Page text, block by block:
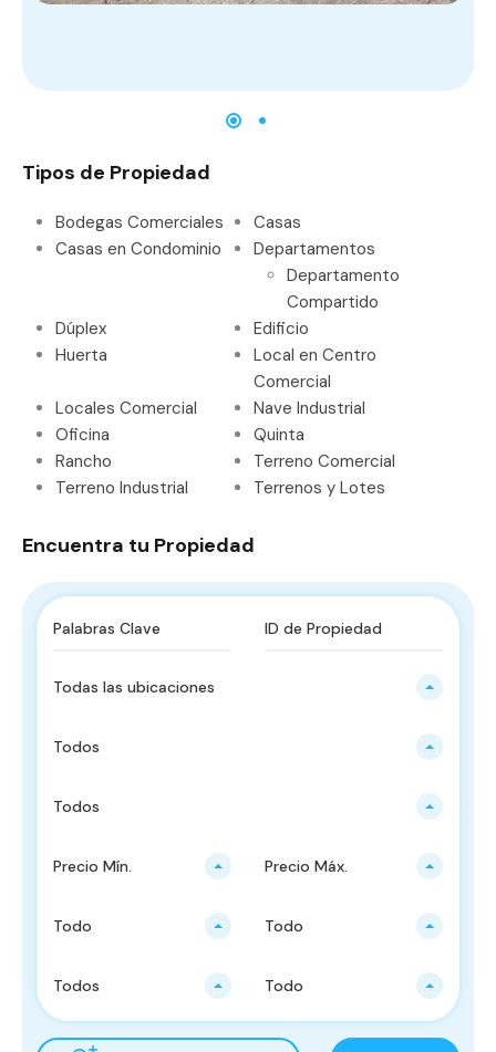
Tipos de Propiedad
Bodegas Comerciales
Casas
Casas en Condominio
Departamentos
Departamento
Compartido
Dúplex
Edificio
Huerta
Local en Centro
Comercial
Locales Comercial
Nave Industrial
Oficina
Quinta
Rancho
Terreno Comercial
Terreno Industrial
Terrenos y Lotes
Encuentra tu Propiedad
Todas las ubicaciones
Todos
Todos
Precio Mín. Precio Máx.
Todo Todo
Todos Todo